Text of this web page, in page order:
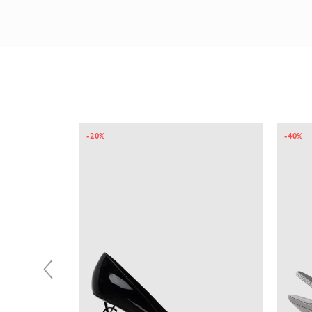
-20% -40%